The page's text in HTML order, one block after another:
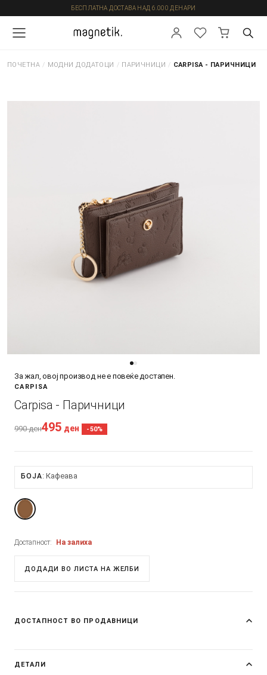
БЕСПЛАТНА ДОСТАВА НАД 6.000 ДЕНАРИ
ПОЧЕТНА / МОДНИ ДОДАТОЦИ / ПАРИЧНИЦИ / CARPISA - ПАРИЧНИЦИ
За жал, овој производ не е повеќе достапен.
CARPISA
Carpisa - Паричници
990ден495 ден -50%
БОЈА Кафеава
Достапност: На залиха
ДОДАДИ ВО ЛИСТА НА ЖЕЛБИ
ДОСТАПНОСТ ВО ПРОДАВНИЦИ
ДЕТАЛИ